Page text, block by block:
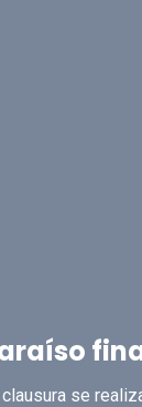
se